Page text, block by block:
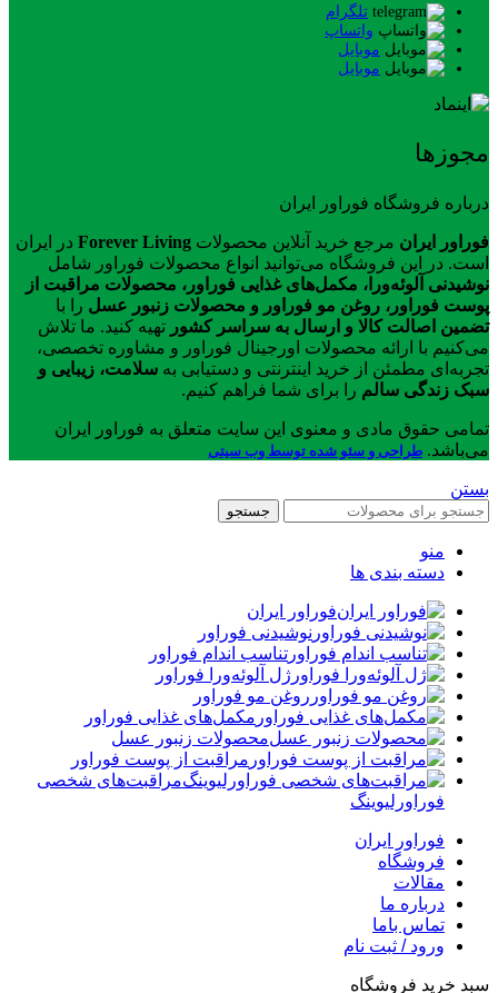
تلگرام
واتساپ
موبایل
موبایل
مجوزها
درباره فروشگاه فوراور ایران
فوراور ایران مرجع خرید آنلاین محصولات Forever Living در ایران
است. در این فروشگاه می‌توانید انواع محصولات فوراور شامل
نوشیدنی آلوئه‌ورا، مکمل‌های غذایی فوراور، محصولات مراقبت از
پوست فوراور، روغن مو فوراور و محصولات زنبور عسل را با
تضمین اصالت کالا و ارسال به سراسر کشور تهیه کنید. ما تلاش
می‌کنیم با ارائه محصولات اورجینال فوراور و مشاوره تخصصی،
تجربه‌ای مطمئن از خرید اینترنتی و دستیابی به سلامت، زیبایی و
سبک زندگی سالم را برای شما فراهم کنیم.
تمامی حقوق مادی و معنوی این سایت متعلق به فوراور ایران
می‌باشد. طراحی و سئو شده توسط وب سیتی
بستن
جستجو
منو
دسته بندی ها
فوراور ایران
نوشیدنی فوراور
تناسب اندام فوراور
ژل آلوئه‌ورا فوراور
روغن مو فوراور
مکمل‌های غذایی فوراور
محصولات زنبور عسل
مراقبت از پوست فوراور
مراقبت‌های شخصی
فوراورلیوینگ
فوراور ایران
فروشگاه
مقالات
درباره ما
تماس باما
ورود / ثبت نام
سبد خرید فروشگاه